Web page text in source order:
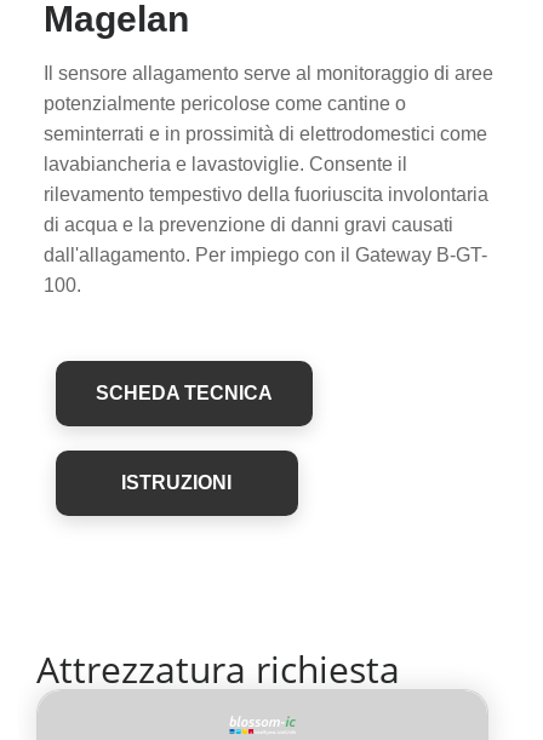
Magelan
Il sensore allagamento serve al monitoraggio di aree
potenzialmente pericolose come cantine o
seminterrati e in prossimità di elettrodomestici come
lavabiancheria e lavastoviglie. Consente il
rilevamento tempestivo della fuoriuscita involontaria
di acqua e la prevenzione di danni gravi causati
dall'allagamento. Per impiego con il Gateway B-GT-
100.
SCHEDA TECNICA
SCHEDA TECNICA
ISTRUZIONI
ISTRUZIONI
Attrezzatura richiesta